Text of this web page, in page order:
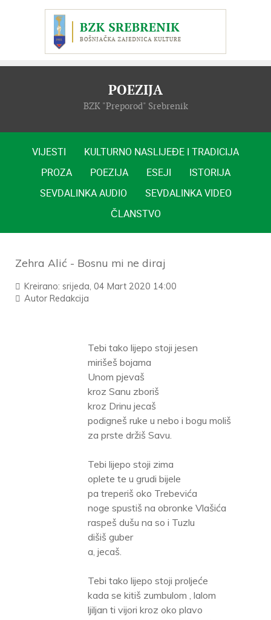
POEZIJA
BZK "Preporod" Srebrenik
VIJESTI
KULTURNO NASLIJEĐE I TRADICIJA
PROZA
POEZIJA ESEJI
ISTORIJA
SEVDALINKA AUDIO
SEVDALINKA VIDEO
ČLANSTVO
Zehra Alić - Bosnu mi ne diraj
Kreirano: srijeda, 04 Mart 2020 14:00
Autor Redakcija
Tebi tako lijepo stoji jesen
mirišeš bojama
Unom pjevaš
kroz Sanu zboriš
kroz Drinu jecaš
podigneš ruke u nebo i bogu moliš
za prste držiš Savu.
Tebi lijepo stoji zima
oplete te u grudi bijele
pa treperiš oko Trebevića
noge spustiš na obronke Vlašića
raspeš dušu na so i Tuzlu
dišiš guber
a, jecaš.
Tebi tako lijepo stoji proljeće
kada se kitiš zumbulom , lalom
ljiljan ti vijori kroz oko plavo